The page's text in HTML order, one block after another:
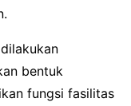
bentuk
fungsi fasilitas